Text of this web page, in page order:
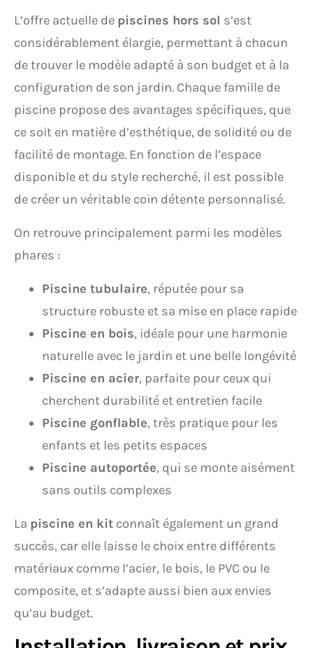
L’offre actuelle de piscines hors sol s’est
considérablement élargie, permettant à chacun
de trouver le modèle adapté à son budget et à la
configuration de son jardin. Chaque famille de
piscine propose des avantages spécifiques, que
ce soit en matière d’esthétique, de solidité ou de
facilité de montage. En fonction de l’espace
disponible et du style recherché, il est possible
de créer un véritable coin détente personnalisé.
On retrouve principalement parmi les modèles
phares :
Piscine tubulaire, réputée pour sa
structure robuste et sa mise en place rapide
Piscine en bois, idéale pour une harmonie
naturelle avec le jardin et une belle longévité
Piscine en acier, parfaite pour ceux qui
cherchent durabilité et entretien facile
Piscine gonflable, très pratique pour les
enfants et les petits espaces
Piscine autoportée, qui se monte aisément
sans outils complexes
La piscine en kit connaît également un grand
succès, car elle laisse le choix entre différents
matériaux comme l’acier, le bois, le PVC ou le
composite, et s’adapte aussi bien aux envies
qu’au budget.